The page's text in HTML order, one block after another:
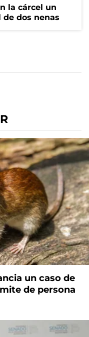
la cárcel un
dos nenas
un caso de
de persona